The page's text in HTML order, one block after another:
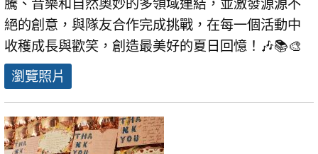
騰、音樂和自然奧妙的多領域連結，並激發源源不
絕的創意，與隊友合作完成挑戰，在每一個活動中
收穫成長與歡笑，創造最美好的夏日回憶！🎶📚🎨
瀏覽照片